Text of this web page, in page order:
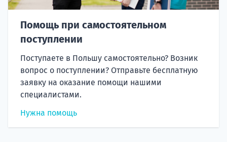
Помощь при самостоятельном
поступлении
Поступаете в Польшу самостоятельно? Возник
вопрос о поступлении? Отправьте бесплатную
заявку на оказание помощи нашими
специалистами.
Нужна помощь